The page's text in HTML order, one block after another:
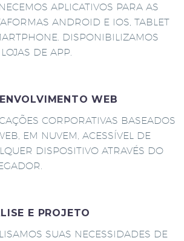
APLICATIVOS PARA AS
ANDROID E IOS, TABLET
DISPONIBILIZAMOS
DE APP.
WEB
CORPORATIVAS BASEADOS
EM NUVEM, ACESSÍVEL DE
DISPOSITIVO ATRAVÉS DO
E PROJETO
SUAS NECESSIDADES DE